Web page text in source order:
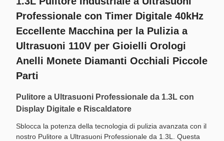
Professionale con Timer Digitale 40kHz
Eccellente Macchina per la Pulizia a
Ultrasuoni 110V per Gioielli Orologi
Anelli Monete Diamanti Occhiali Piccole
Parti
Pulitore a Ultrasuoni Professionale da 1.3L con
Display Digitale e Riscaldatore
Sblocca la potenza della tecnologia di pulizia avanzata con il
nostro Pulitore a Ultrasuoni Professionale da 1.3L. Questa